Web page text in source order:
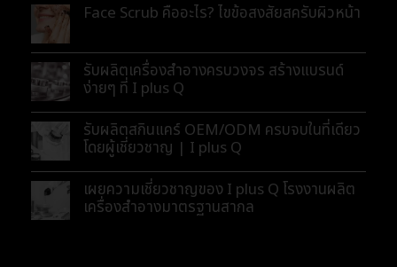
Face Scrub คืออะไร? ไขข้อสงสัยสครับผิวหน้า
รับผลิตเครื่องสำอางครบวงจร สร้างแบรนด์
ง่ายๆ ที่ I plus Q
รับผลิตสกินแคร์ OEM/ODM ครบจบในที่เดียว
โดยผู้เชี่ยวชาญ | I plus Q
เผยความเชี่ยวชาญของ I plus Q โรงงานผลิต
เครื่องสำอางมาตรฐานสากล